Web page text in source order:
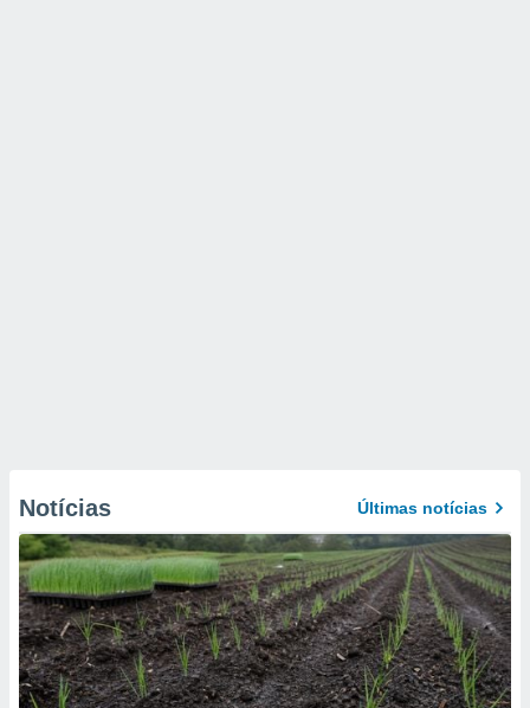
Notícias Últimas notícias